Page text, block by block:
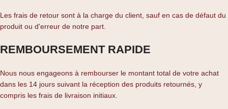
Les frais de retour sont à la charge du client, sauf en cas de défaut du
produit ou d'erreur de notre part.
REMBOURSEMENT RAPIDE
Nous nous engageons à rembourser le montant total de votre achat
dans les 14 jours suivant la réception des produits retournés, y
compris les frais de livraison initiaux.